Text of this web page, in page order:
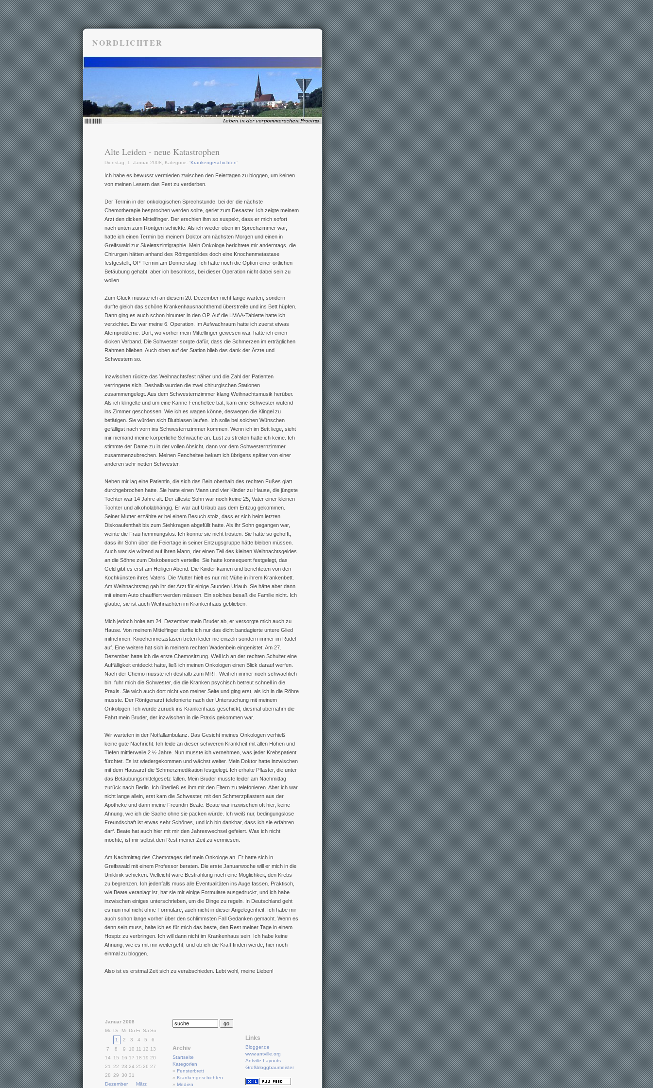
NORDLICHTER
Alte Leiden - neue Katastrophen
Dienstag, 1. Januar 2008, Kategorie: 'Krankengeschichten'
Ich habe es bewusst vermieden zwischen den Feiertagen zu bloggen, um keinen
von meinen Lesern das Fest zu verderben.
Der Termin in der onkologischen Sprechstunde, bei der die nächste
Chemotherapie besprochen werden sollte, geriet zum Desaster. Ich zeigte meinem
Arzt den dicken Mittelfinger. Der erschien ihm so suspekt, dass er mich sofort
nach unten zum Röntgen schickte. Als ich wieder oben im Sprechzimmer war,
hatte ich einen Termin bei meinem Doktor am nächsten Morgen und einen in
Greifswald zur Skelettszintigraphie. Mein Onkologe berichtete mir anderntags, die
Chirurgen hätten anhand des Röntgenbildes doch eine Knochenmetastase
festgestellt, OP-Termin am Donnerstag. Ich hätte noch die Option einer örtlichen
Betäubung gehabt, aber ich beschloss, bei dieser Operation nicht dabei sein zu
wollen.
Zum Glück musste ich an diesem 20. Dezember nicht lange warten, sondern
durfte gleich das schöne Krankenhausnachthemd überstreife und ins Bett hüpfen.
Dann ging es auch schon hinunter in den OP. Auf die LMAA-Tablette hatte ich
verzichtet. Es war meine 6. Operation. Im Aufwachraum hatte ich zuerst etwas
Atemprobleme. Dort, wo vorher mein Mittelfinger gewesen war, hatte ich einen
dicken Verband. Die Schwester sorgte dafür, dass die Schmerzen im erträglichen
Rahmen blieben. Auch oben auf der Station blieb das dank der Ärzte und
Schwestern so.
Inzwischen rückte das Weihnachtsfest näher und die Zahl der Patienten
verringerte sich. Deshalb wurden die zwei chirurgischen Stationen
zusammengelegt. Aus dem Schwesternzimmer klang Weihnachtsmusik herüber.
Als ich klingelte und um eine Kanne Fencheltee bat, kam eine Schwester wütend
ins Zimmer geschossen. Wie ich es wagen könne, deswegen die Klingel zu
betätigen. Sie würden sich Blutblasen laufen. Ich solle bei solchen Wünschen
gefälligst nach vorn ins Schwesternzimmer kommen. Wenn ich im Bett liege, sieht
mir niemand meine körperliche Schwäche an. Lust zu streiten hatte ich keine. Ich
stimmte der Dame zu in der vollen Absicht, dann vor dem Schwesternzimmer
zusammenzubrechen. Meinen Fencheltee bekam ich übrigens später von einer
anderen sehr netten Schwester.
Neben mir lag eine Patientin, die sich das Bein oberhalb des rechten Fußes glatt
durchgebrochen hatte. Sie hatte einen Mann und vier Kinder zu Hause, die jüngste
Tochter war 14 Jahre alt. Der älteste Sohn war noch keine 25, Vater einer kleinen
Tochter und alkoholabhängig. Er war auf Urlaub aus dem Entzug gekommen.
Seiner Mutter erzählte er bei einem Besuch stolz, dass er sich beim letzten
Diskoaufenthalt bis zum Stehkragen abgefüllt hatte. Als ihr Sohn gegangen war,
weinte die Frau hemmungslos. Ich konnte sie nicht trösten. Sie hatte so gehofft,
dass ihr Sohn über die Feiertage in seiner Entzugsgruppe hätte bleiben müssen.
Auch war sie wütend auf ihren Mann, der einen Teil des kleinen Weihnachtsgeldes
an die Söhne zum Diskobesuch verteilte. Sie hatte konsequent festgelegt, das
Geld gibt es erst am Heiligen Abend. Die Kinder kamen und berichteten von den
Kochkünsten ihres Vaters. Die Mutter hielt es nur mit Mühe in ihrem Krankenbett.
Am Weihnachtstag gab ihr der Arzt für einige Stunden Urlaub. Sie hätte aber dann
mit einem Auto chauffiert werden müssen. Ein solches besaß die Familie nicht. Ich
glaube, sie ist auch Weihnachten im Krankenhaus geblieben.
Mich jedoch holte am 24. Dezember mein Bruder ab, er versorgte mich auch zu
Hause. Von meinem Mittelfinger durfte ich nur das dicht bandagierte untere Glied
mitnehmen. Knochenmetastasen treten leider nie einzeln sondern immer im Rudel
auf. Eine weitere hat sich in meinem rechten Wadenbein eingenistet. Am 27.
Dezember hatte ich die erste Chemositzung. Weil ich an der rechten Schulter eine
Auffälligkeit entdeckt hatte, ließ ich meinen Onkologen einen Blick darauf werfen.
Nach der Chemo musste ich deshalb zum MRT. Weil ich immer noch schwächlich
bin, fuhr mich die Schwester, die die Kranken psychisch betreut schnell in die
Praxis. Sie wich auch dort nicht von meiner Seite und ging erst, als ich in die Röhre
musste. Der Röntgenarzt telefonierte nach der Untersuchung mit meinem
Onkologen. Ich wurde zurück ins Krankenhaus geschickt, diesmal übernahm die
Fahrt mein Bruder, der inzwischen in die Praxis gekommen war.
Wir warteten in der Notfallambulanz. Das Gesicht meines Onkologen verhieß
keine gute Nachricht. Ich leide an dieser schweren Krankheit mit allen Höhen und
Tiefen mittlerweile 2 ½ Jahre. Nun musste ich vernehmen, was jeder Krebspatient
fürchtet. Es ist wiedergekommen und wächst weiter. Mein Doktor hatte inzwischen
mit dem Hausarzt die Schmerzmedikation festgelegt. Ich erhalte Pflaster, die unter
das Betäubungsmittelgesetz fallen. Mein Bruder musste leider am Nachmittag
zurück nach Berlin. Ich überließ es ihm mit den Eltern zu telefonieren. Aber ich war
nicht lange allein, erst kam die Schwester, mit den Schmerzpflastern aus der
Apotheke und dann meine Freundin Beate. Beate war inzwischen oft hier, keine
Ahnung, wie ich die Sache ohne sie packen würde. Ich weiß nur, bedingungslose
Freundschaft ist etwas sehr Schönes, und ich bin dankbar, dass ich sie erfahren
darf. Beate hat auch hier mit mir den Jahreswechsel gefeiert. Was ich nicht
möchte, ist mir selbst den Rest meiner Zeit zu vermiesen.
Am Nachmittag des Chemotages rief mein Onkologe an. Er hatte sich in
Greifswald mit einem Professor beraten. Die erste Januarwoche will er mich in die
Uniklinik schicken. Vielleicht wäre Bestrahlung noch eine Möglichkeit, den Krebs
zu begrenzen. Ich jedenfalls muss alle Eventualitäten ins Auge fassen. Praktisch,
wie Beate veranlagt ist, hat sie mir einige Formulare ausgedruckt, und ich habe
inzwischen einiges unterschrieben, um die Dinge zu regeln. In Deutschland geht
es nun mal nicht ohne Formulare, auch nicht in dieser Angelegenheit. Ich habe mir
auch schon lange vorher über den schlimmsten Fall Gedanken gemacht. Wenn es
denn sein muss, halte ich es für mich das beste, den Rest meiner Tage in einem
Hospiz zu verbringen. Ich will dann nicht im Krankenhaus sein. Ich habe keine
Ahnung, wie es mit mir weitergeht, und ob ich die Kraft finden werde, hier noch
einmal zu bloggen.
Also ist es erstmal Zeit sich zu verabschieden. Lebt wohl, meine Lieben!
Januar 2008
Mo Di Mi Do Fr Sa So
1
2 3 4 5
6
7
8 9 10 11 12 13
14
15 16 17 18 19 20
21
22 23 24 25 26 27
28
29 30 31
Dezember
März
Archiv
Startseite
Kategorien
» Fensterbrett
» Krankengeschichten
» Medien
Links
Blogger.de
www.antville.org
Antville Layouts
Großbloggbaumeister